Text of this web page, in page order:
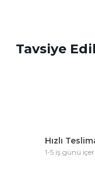
Ürün resmi
Tavsiye
Hızlı
1-5 iş günü